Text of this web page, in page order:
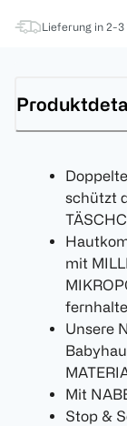
Lieferung in 2-3
schützt
mit
Unsere
Mit
Stop &